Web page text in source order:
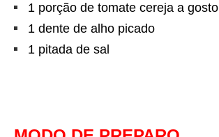
1 porção de tomate cereja a gosto
1 dente de alho picado
1 pitada de sal